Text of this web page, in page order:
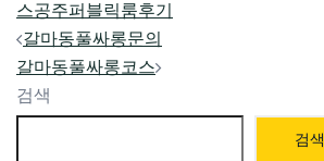
스공주퍼블릭룸후기
Post
navigation
갈마동풀싸롱문의
갈마동풀싸롱코스
검색
검색